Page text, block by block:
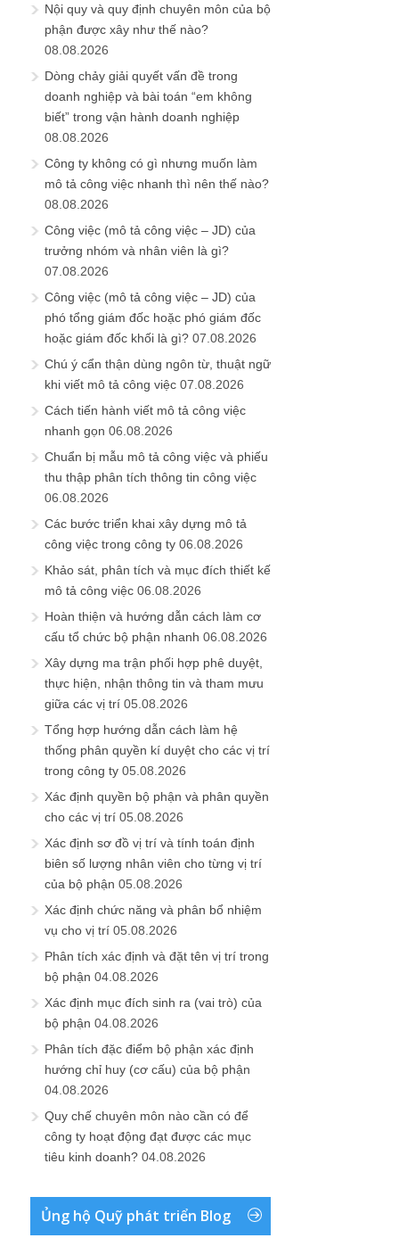
Nội quy và quy định chuyên môn của bộ
phận được xây như thế nào?
08.08.2026
Dòng chảy giải quyết vấn đề trong
doanh nghiệp và bài toán “em không
biết” trong vận hành doanh nghiệp
08.08.2026
Công ty không có gì nhưng muốn làm
mô tả công việc nhanh thì nên thế nào?
08.08.2026
Công việc (mô tả công việc – JD) của
trưởng nhóm và nhân viên là gì?
07.08.2026
Công việc (mô tả công việc – JD) của
phó tổng giám đốc hoặc phó giám đốc
hoặc giám đốc khối là gì? 07.08.2026
Chú ý cẩn thận dùng ngôn từ, thuật ngữ
khi viết mô tả công việc 07.08.2026
Cách tiến hành viết mô tả công việc
nhanh gọn 06.08.2026
Chuẩn bị mẫu mô tả công việc và phiếu
thu thập phân tích thông tin công việc
06.08.2026
Các bước triển khai xây dựng mô tả
công việc trong công ty 06.08.2026
Khảo sát, phân tích và mục đích thiết kế
mô tả công việc 06.08.2026
Hoàn thiện và hướng dẫn cách làm cơ
cấu tổ chức bộ phận nhanh 06.08.2026
Xây dựng ma trận phối hợp phê duyệt,
thực hiện, nhận thông tin và tham mưu
giữa các vị trí 05.08.2026
Tổng hợp hướng dẫn cách làm hệ
thống phân quyền kí duyệt cho các vị trí
trong công ty 05.08.2026
Xác định quyền bộ phận và phân quyền
cho các vị trí 05.08.2026
Xác định sơ đồ vị trí và tính toán định
biên số lượng nhân viên cho từng vị trí
của bộ phận 05.08.2026
Xác định chức năng và phân bổ nhiệm
vụ cho vị trí 05.08.2026
Phân tích xác định và đặt tên vị trí trong
bộ phận 04.08.2026
Xác định mục đích sinh ra (vai trò) của
bộ phận 04.08.2026
Phân tích đặc điểm bộ phận xác định
hướng chỉ huy (cơ cấu) của bộ phận
04.08.2026
Quy chế chuyên môn nào cần có để
công ty hoạt động đạt được các mục
tiêu kinh doanh? 04.08.2026
Ủng hộ Quỹ phát triển Blog